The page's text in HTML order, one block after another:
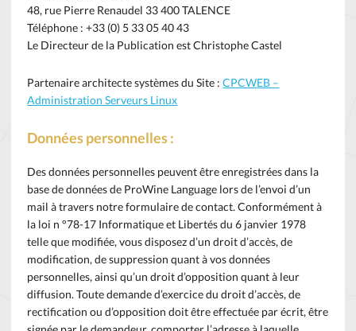
48, rue Pierre Renaudel 33 400 TALENCE
Téléphone : +33 (0) 5 33 05 40 43
Le Directeur de la Publication est Christophe Castel
Partenaire architecte systèmes du Site :CPCWEB –
Administration Serveurs Linux
Données personnelles :
Des données personnelles peuvent être enregistrées dans la
base de données de ProWine Language lors de l’envoi d’un
mail à travers notre formulaire de contact. Conformément à
la loi n °78-17 Informatique et Libertés du 6 janvier 1978
telle que modifiée, vous disposez d’un droit d’accès, de
modification, de suppression quant à vos données
personnelles, ainsi qu’un droit d’opposition quant à leur
diffusion. Toute demande d’exercice du droit d’accès, de
rectification ou d’opposition doit être effectuée par écrit, être